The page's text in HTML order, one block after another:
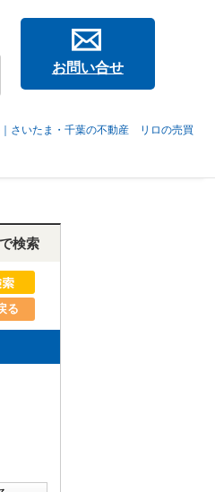
さいたま・千葉の不動産 リロの売買
お問い合せ
検索
る